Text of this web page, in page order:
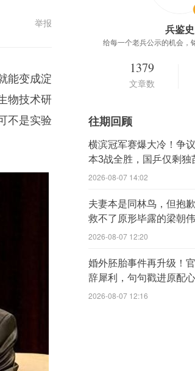
举报
能变成淀
物技术研
不是实验
兵鉴史
给每一个老兵公示的机会，
1379
文章数
往期回顾
横滨冠军赛爆大冷！争
本3战全胜，国乒仅剩独
2026-08-07 14:02
夫妻本是同林鸟，但抱
救不了原形毕露的梁朝伟
2026-08-07 12:20
婚外胚胎事件再升级！
辞犀利，句句戳进原配
2026-08-07 12:16